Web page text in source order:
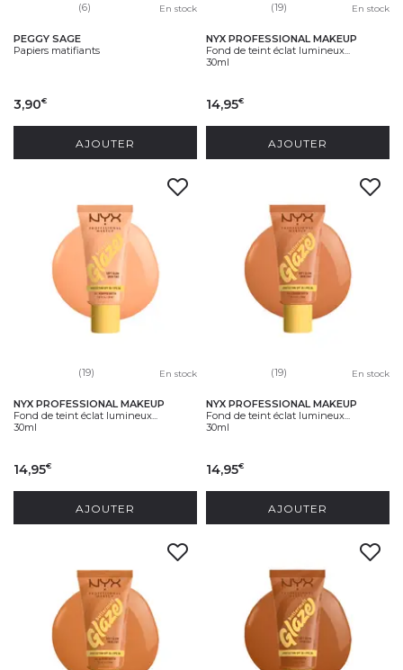
(6) En stock
PEGGY SAGE
Papiers matifiants
3,90€
AJOUTER
(19) En stock
NYX PROFESSIONAL MAKEUP
Fond de teint éclat lumineux...
30ml
14,95€
AJOUTER
(19) En stock
NYX PROFESSIONAL MAKEUP
Fond de teint éclat lumineux...
30ml
14,95€
AJOUTER
(19) En stock
NYX PROFESSIONAL MAKEUP
Fond de teint éclat lumineux...
30ml
14,95€
AJOUTER